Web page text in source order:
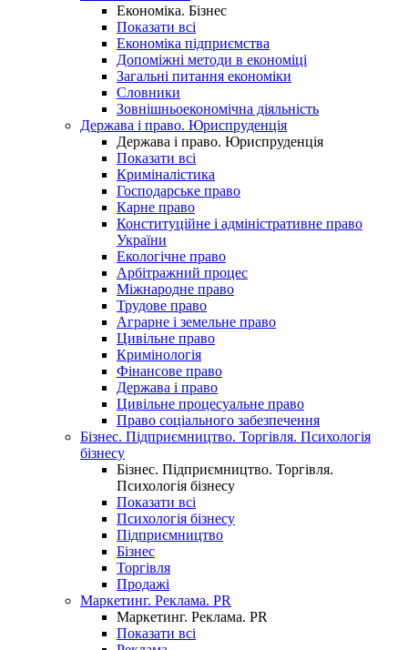
Економіка. Бізнес
Показати всі
Економіка підприємства
Допоміжні методи в економіці
Загальні питання економіки
Словники
Зовнішньоекономічна діяльність
Держава і право. Юриспруденція
Держава і право. Юриспруденція
Показати всі
Криміналістика
Господарське право
Карне право
Конституційне і адміністративне право
України
Екологічне право
Арбітражний процес
Міжнародне право
Трудове право
Аграрне і земельне право
Цивільне право
Кримінологія
Фінансове право
Держава і право
Цивільне процесуальне право
Право соціального забезпечення
Бізнес. Підприємництво. Торгівля. Психологія
бізнесу
Бізнес. Підприємництво. Торгівля.
Психологія бізнесу
Показати всі
Психологія бізнесу
Підприємництво
Бізнес
Торгівля
Продажі
Маркетинг. Реклама. PR
Маркетинг. Реклама. PR
Показати всі